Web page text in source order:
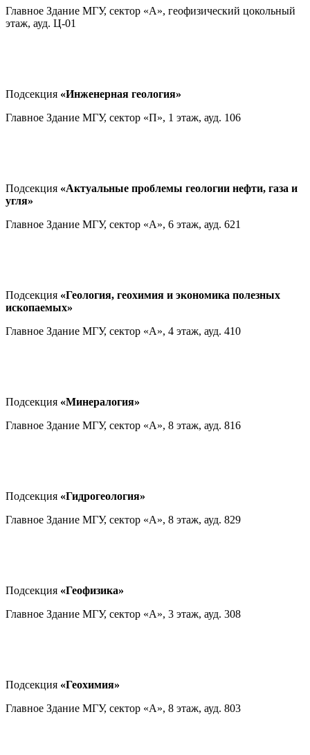
Главное Здание МГУ, сектор «А», геофизический цокольный
этаж, ауд. Ц-01
Подсекция «Инженерная геология»
Главное Здание МГУ, сектор «П», 1 этаж, ауд. 106
Подсекция «Актуальные проблемы геологии нефти, газа и
угля»
Главное Здание МГУ, сектор «А», 6 этаж, ауд. 621
Подсекция «Геология, геохимия и экономика полезных
ископаемых»
Главное Здание МГУ, сектор «А», 4 этаж, ауд. 410
Подсекция «Минералогия»
Главное Здание МГУ, сектор «А», 8 этаж, ауд. 816
Подсекция «Гидрогеология»
Главное Здание МГУ, сектор «А», 8 этаж, ауд. 829
Подсекция «Геофизика»
Главное Здание МГУ, сектор «А», 3 этаж, ауд. 308
Подсекция «Геохимия»
Главное Здание МГУ, сектор «А», 8 этаж, ауд. 803